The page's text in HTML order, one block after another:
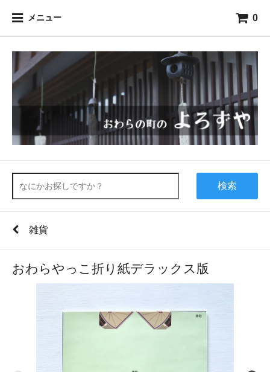
メニュー 0
検索
雑貨
おわらやっこ折り紙デラックス版